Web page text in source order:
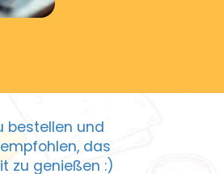
bestellen und
das
zu genießen :)